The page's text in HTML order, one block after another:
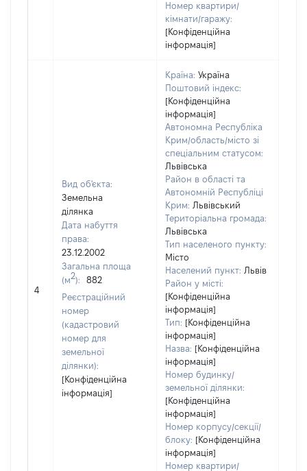
Номер квартири/
кімнати/гаражу:
[Конфіденційна
інформація]
4
Вид об'єкта:
Земельна
ділянка
Дата набуття
права:
23.12.2002
Загальна площа
(м2):
882
Реєстраційний
номер
(кадастровий
номер для
земельної
ділянки):
[Конфіденційна
інформація]
Країна: Україна
Поштовий індекс:
[Конфіденційна
інформація]
Автономна Республіка
Крим/область/місто зі
спеціальним статусом:
Львівська
Район в області та
Автономній Республіці
Крим: Львівський
Територіальна громада:
Львівська
Тип населеного пункту:
Місто
Населений пункт: Львів
Район у місті:
[Конфіденційна
інформація]
Тип: [Конфіденційна
інформація]
Назва: [Конфіденційна
інформація]
Номер будинку/
земельної ділянки:
[Конфіденційна
інформація]
Номер корпусу/секції/
блоку: [Конфіденційна
інформація]
Номер квартири/